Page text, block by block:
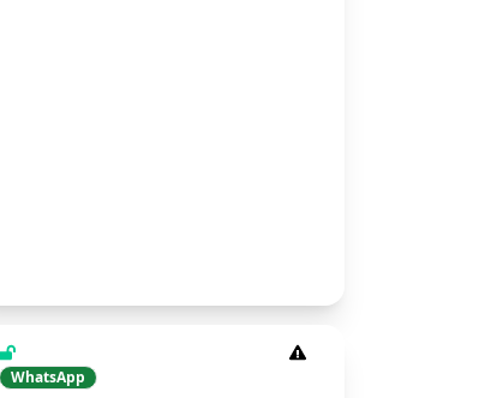
WhatsApp